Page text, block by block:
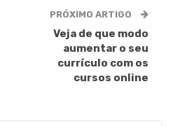
PRÓXIMO ARTIGO
Veja de que modo
aumentar o seu
currículo com os
cursos online